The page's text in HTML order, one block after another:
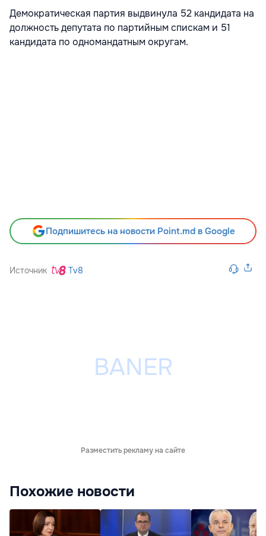
Демократическая партия выдвинула 52 кандидата на
должность депутата по партийным спискам и 51
кандидата по одномандатным округам.
Подпишитесь на новости Point.md в Google
Источник Tv8
Разместить рекламу на сайте
Похожие новости